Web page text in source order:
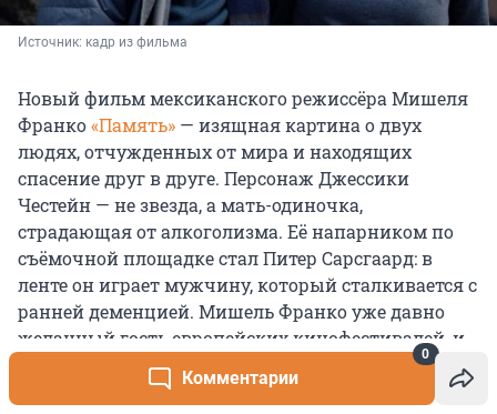
Комментарии
0
Источник: кадр из фильма
Новый фильм мексиканского режиссёра Мишеля
Франко«Память» — изящная картина о двух
людях, отчужденных от мира и находящих
спасение друг в друге. Персонаж Джессики
Честейн — не звезда, а мать-одиночка,
страдающая от алкоголизма. Её напарником по
съёмочной площадке стал Питер Сарсгаард: в
ленте он играет мужчину, который сталкивается с
ранней деменцией. Мишель Франко уже давно
желанный гость европейских кинофестивалей, и
его новую работу критики также приняли очень